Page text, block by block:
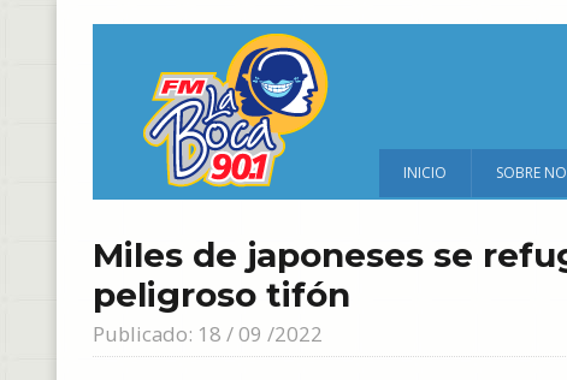
INICIO SOBRE
Miles de japoneses se
peligroso tifón
Publicado: 18 / 09 /2022